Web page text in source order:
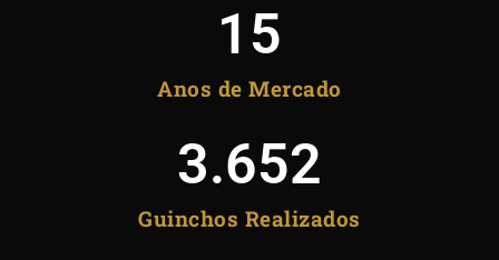
Anos de Mercado
15
Guinchos Realizados
3.652